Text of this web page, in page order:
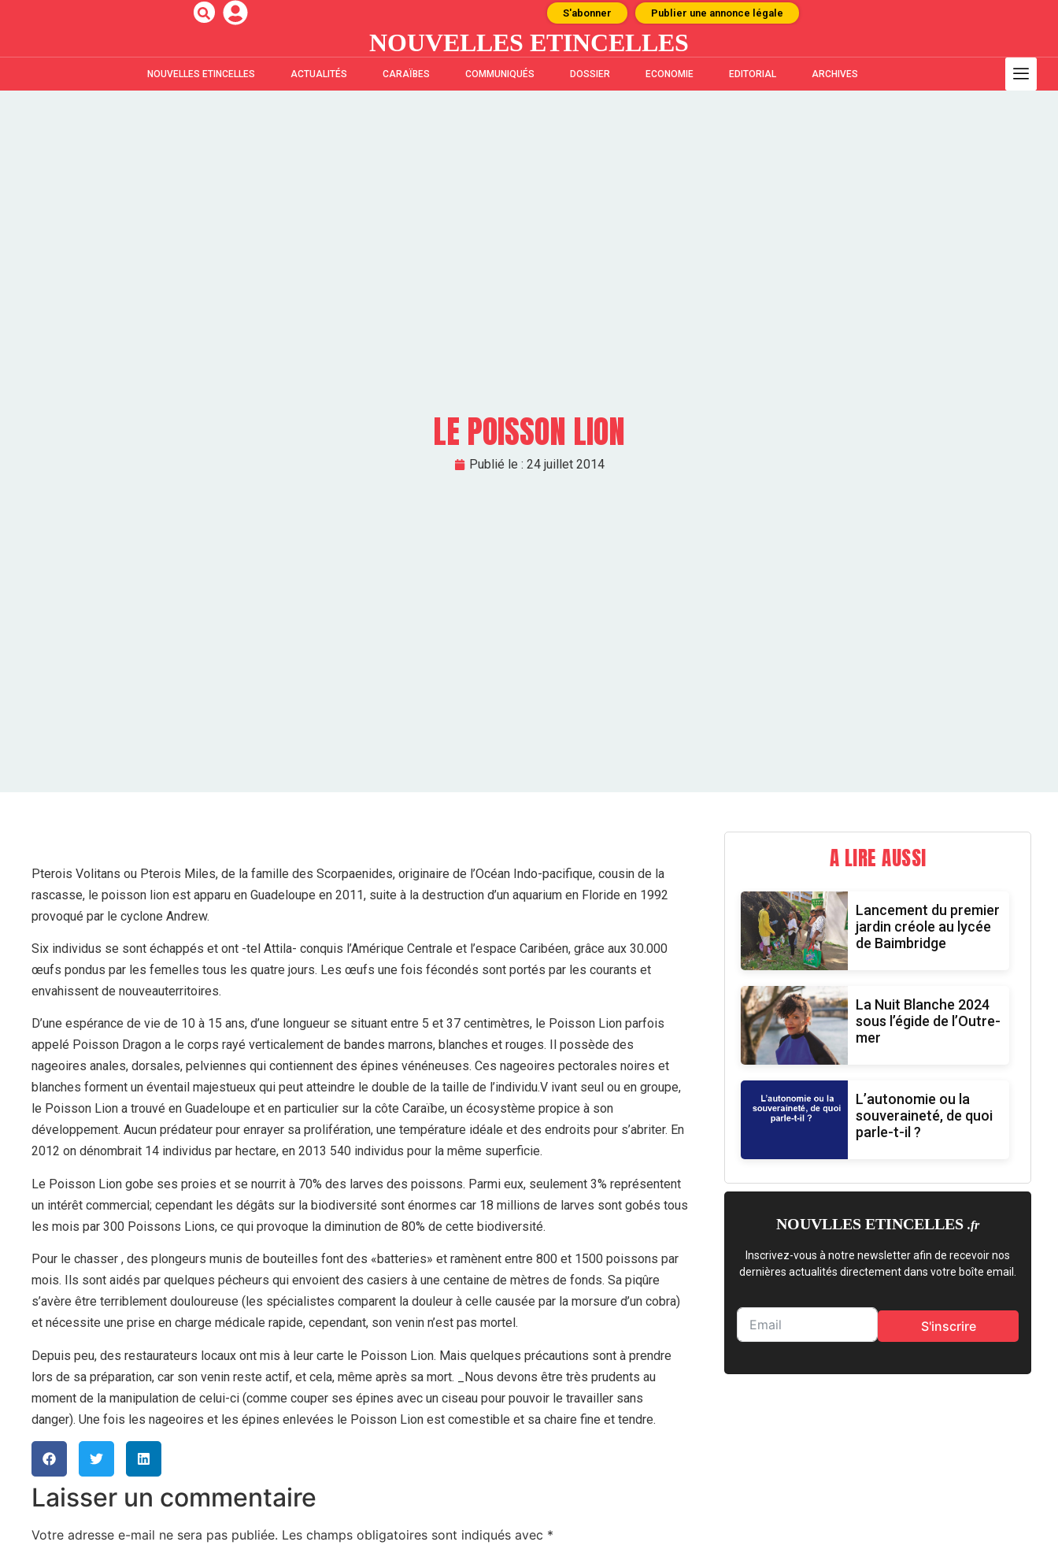
S'abonner Publier une annonce légale
NOUVELLES ETINCELLES
NOUVELLES ETINCELLES ACTUALITÉS CARAÏBES COMMUNIQUÉS DOSSIER ECONOMIE EDITORIAL ARCHIVES
LE POISSON LION
Publié le : 24 juillet 2014
Pterois Volitans ou Pterois Miles, de la famille des Scorpaenides, originaire de l’Océan Indo-pacifique, cousin de la
rascasse, le poisson lion est apparu en Guadeloupe en 2011, suite à la destruction d’un aquarium en Floride en 1992
provoqué par le cyclone Andrew.
Six individus se sont échappés et ont -tel Attila- conquis l’Amérique Centrale et l’espace Caribéen, grâce aux 30.000
œufs pondus par les femelles tous les quatre jours. Les œufs une fois fécondés sont portés par les courants et
envahissent de nouveauterritoires.
D’une espérance de vie de 10 à 15 ans, d’une longueur se situant entre 5 et 37 centimètres, le Poisson Lion parfois
appelé Poisson Dragon a le corps rayé verticalement de bandes marrons, blanches et rouges. Il possède des
nageoires anales, dorsales, pelviennes qui contiennent des épines vénéneuses. Ces nageoires pectorales noires et
blanches forment un éventail majestueux qui peut atteindre le double de la taille de l’individu.V ivant seul ou en groupe,
le Poisson Lion a trouvé en Guadeloupe et en particulier sur la côte Caraïbe, un écosystème propice à son
développement. Aucun prédateur pour enrayer sa prolifération, une température idéale et des endroits pour s’abriter. En
2012 on dénombrait 14 individus par hectare, en 2013 540 individus pour la même superficie.
Le Poisson Lion gobe ses proies et se nourrit à 70% des larves des poissons. Parmi eux, seulement 3% représentent
un intérêt commercial; cependant les dégâts sur la biodiversité sont énormes car 18 millions de larves sont gobés tous
les mois par 300 Poissons Lions, ce qui provoque la diminution de 80% de cette biodiversité.
Pour le chasser , des plongeurs munis de bouteilles font des «batteries» et ramènent entre 800 et 1500 poissons par
mois. Ils sont aidés par quelques pécheurs qui envoient des casiers à une centaine de mètres de fonds. Sa piqûre
s’avère être terriblement douloureuse (les spécialistes comparent la douleur à celle causée par la morsure d’un cobra)
et nécessite une prise en charge médicale rapide, cependant, son venin n’est pas mortel.
Depuis peu, des restaurateurs locaux ont mis à leur carte le Poisson Lion. Mais quelques précautions sont à prendre
lors de sa préparation, car son venin reste actif, et cela, même après sa mort. _Nous devons être très prudents au
moment de la manipulation de celui-ci (comme couper ses épines avec un ciseau pour pouvoir le travailler sans
danger). Une fois les nageoires et les épines enlevées le Poisson Lion est comestible et sa chaire fine et tendre.
Laisser un commentaire
Votre adresse e-mail ne sera pas publiée. Les champs obligatoires sont indiqués avec *
A LIRE AUSSI
Lancement du premier
jardin créole au lycée
de Baimbridge
La Nuit Blanche 2024
sous l’égide de l’Outre-
mer
L’autonomie ou la
souveraineté, de quoi
parle-t-il ?
NOUVLLES ETINCELLES .fr
Inscrivez-vous à notre newsletter afin de recevoir nos
dernières actualités directement dans votre boîte email.
S'inscrire